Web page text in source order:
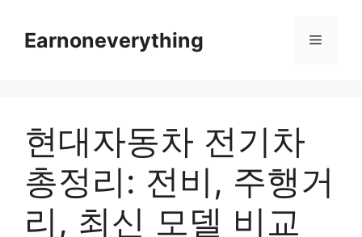
Earnoneverything 메
현대자동차 전기차
총정리: 전비, 주행거
리, 최신 모델 비교